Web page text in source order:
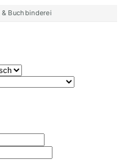
Buchbinderei